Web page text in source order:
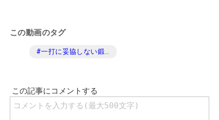
この動画のタグ
#一打に妥協しない鍛造の挑戦。Mizuno Pro Mシリーズ/Sシリーズ